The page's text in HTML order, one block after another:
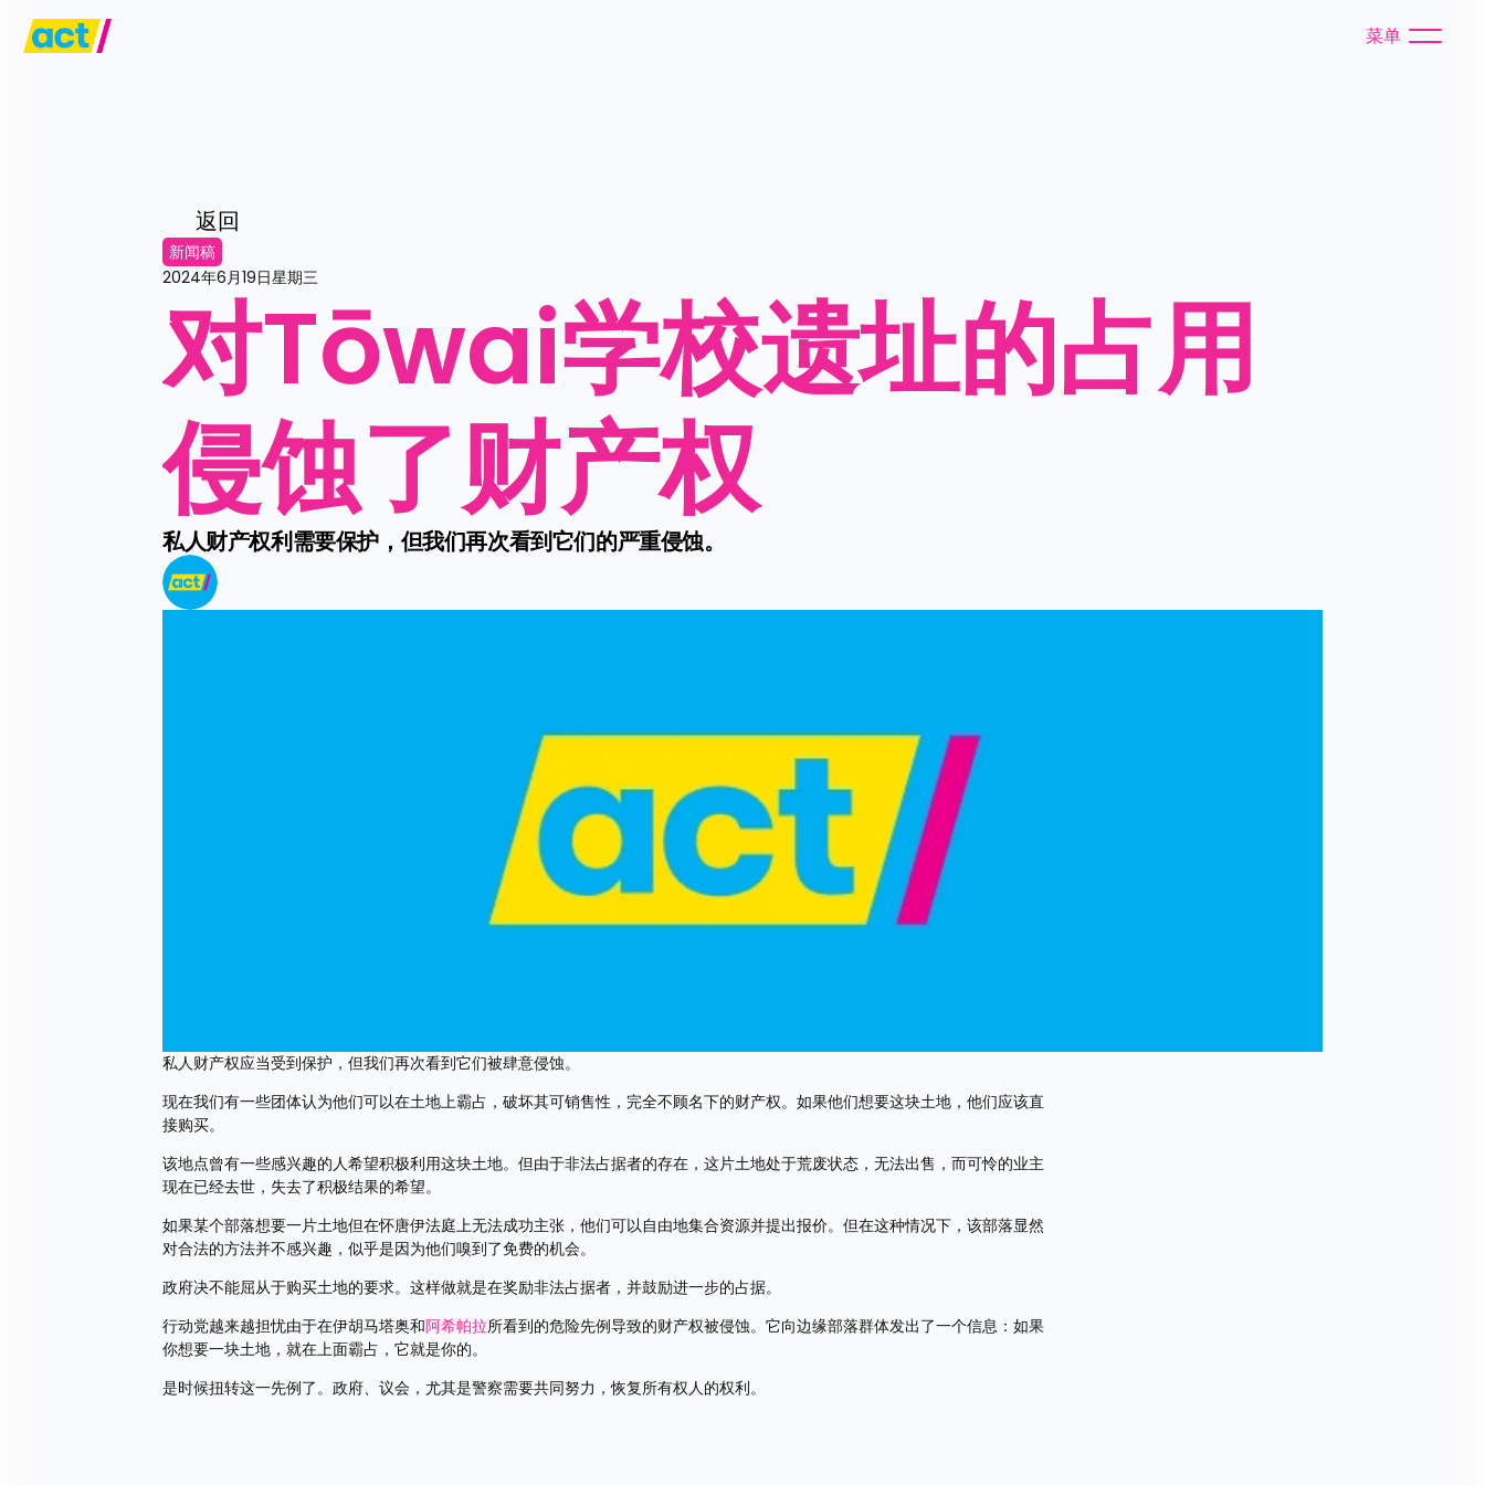
菜单
返回
新闻稿
2024年6月19日星期三
对Tōwai学校遗址的占用
侵蚀了财产权
私人财产权利需要保护，但我们再次看到它们的严重侵蚀。
私人财产权应当受到保护，但我们再次看到它们被肆意侵蚀。
现在我们有一些团体认为他们可以在土地上霸占，破坏其可销售性，完全不顾名下的财产权。如果他们想要这块土地，他们应该直
接购买。
该地点曾有一些感兴趣的人希望积极利用这块土地。但由于非法占据者的存在，这片土地处于荒废状态，无法出售，而可怜的业主
现在已经去世，失去了积极结果的希望。
如果某个部落想要一片土地但在怀唐伊法庭上无法成功主张，他们可以自由地集合资源并提出报价。但在这种情况下，该部落显然
对合法的方法并不感兴趣，似乎是因为他们嗅到了免费的机会。
政府决不能屈从于购买土地的要求。这样做就是在奖励非法占据者，并鼓励进一步的占据。
行动党越来越担忧由于在伊胡马塔奥和阿希帕拉所看到的危险先例导致的财产权被侵蚀。它向边缘部落群体发出了一个信息：如果
你想要一块土地，就在上面霸占，它就是你的。
是时候扭转这一先例了。政府、议会，尤其是警察需要共同努力，恢复所有权人的权利。